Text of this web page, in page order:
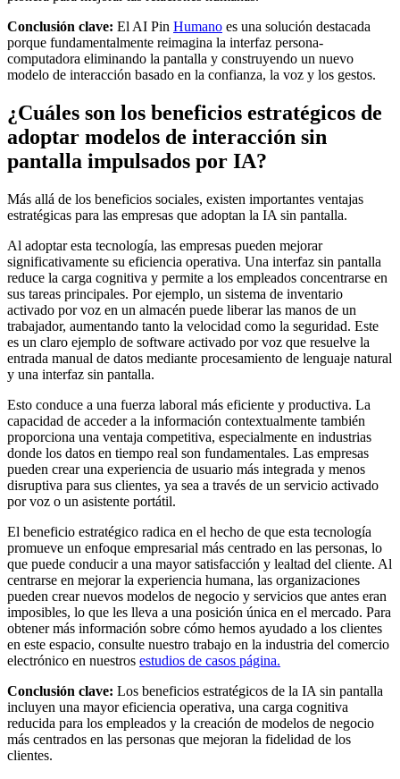
Conclusión clave: El AI Pin Humano es una solución destacada
porque fundamentalmente reimagina la interfaz persona-
computadora eliminando la pantalla y construyendo un nuevo
modelo de interacción basado en la confianza, la voz y los gestos.
¿Cuáles son los beneficios estratégicos de
adoptar modelos de interacción sin
pantalla impulsados ​​por IA?
Más allá de los beneficios sociales, existen importantes ventajas
estratégicas para las empresas que adoptan la IA sin pantalla.
Al adoptar esta tecnología, las empresas pueden mejorar
significativamente su eficiencia operativa. Una interfaz sin pantalla
reduce la carga cognitiva y permite a los empleados concentrarse en
sus tareas principales. Por ejemplo, un sistema de inventario
activado por voz en un almacén puede liberar las manos de un
trabajador, aumentando tanto la velocidad como la seguridad. Este
es un claro ejemplo de software activado por voz que resuelve la
entrada manual de datos mediante procesamiento de lenguaje natural
y una interfaz sin pantalla.
Esto conduce a una fuerza laboral más eficiente y productiva. La
capacidad de acceder a la información contextualmente también
proporciona una ventaja competitiva, especialmente en industrias
donde los datos en tiempo real son fundamentales. Las empresas
pueden crear una experiencia de usuario más integrada y menos
disruptiva para sus clientes, ya sea a través de un servicio activado
por voz o un asistente portátil.
El beneficio estratégico radica en el hecho de que esta tecnología
promueve un enfoque empresarial más centrado en las personas, lo
que puede conducir a una mayor satisfacción y lealtad del cliente. Al
centrarse en mejorar la experiencia humana, las organizaciones
pueden crear nuevos modelos de negocio y servicios que antes eran
imposibles, lo que les lleva a una posición única en el mercado. Para
obtener más información sobre cómo hemos ayudado a los clientes
en este espacio, consulte nuestro trabajo en la industria del comercio
electrónico en nuestros estudios de casos página.
Conclusión clave: Los beneficios estratégicos de la IA sin pantalla
incluyen una mayor eficiencia operativa, una carga cognitiva
reducida para los empleados y la creación de modelos de negocio
más centrados en las personas que mejoran la fidelidad de los
clientes.